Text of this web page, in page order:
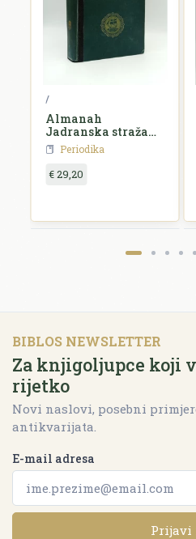
/
Almanah
Jadranska straža
za 1927. godinu
Periodika
€ 29,20
BIBLOS NEWSLETTER
Za knjigoljupce koji
rijetko
Novi naslovi, posebni
antikvarijata.
E-mail adresa
Prijavi